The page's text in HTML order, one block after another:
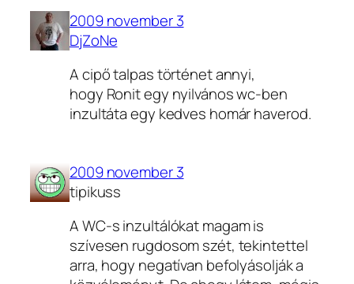
2009 november 3
DjZoNe
A cipő talpas történet annyi,
hogy Ronit egy nyilvános wc-ben
inzultáta egy kedves homár haverod.
2009 november 3
tipikuss
A WC-s inzultálókat magam is
szívesen rugdosom szét, tekintettel
arra, hogy negatívan befolyásolják a